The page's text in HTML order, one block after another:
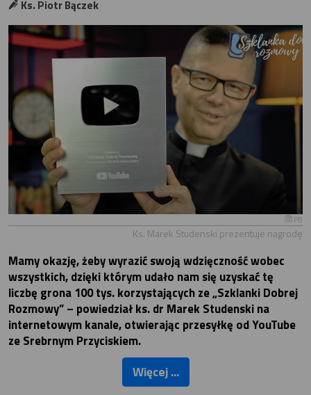
Ks. Piotr Bączek
PB
Ks. Marek Studenski prezentuje nagrodę
Mamy okazję, żeby wyrazić swoją wdzięczność wobec
wszystkich, dzięki którym udało nam się uzyskać tę
liczbę grona 100 tys. korzystających ze „Szklanki Dobrej
Rozmowy” – powiedział ks. dr Marek Studenski na
internetowym kanale, otwierając przesyłkę od YouTube
ze Srebrnym Przyciskiem.
Więcej ...